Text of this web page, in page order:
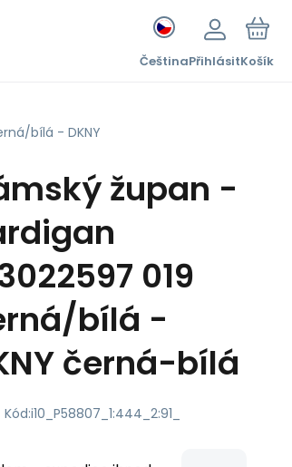
ČeštinaPřihlásitKošík
bílá - DKNY
župan -
019
bílá -
černá-bílá
Kód:i10_P58807_1:444_2:91_